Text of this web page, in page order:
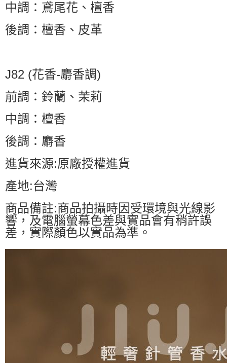
中調：鳶尾花、檀香
後調：檀香、皮革
J82 (花香-麝香調)
前調：鈴蘭、茉莉
中調：檀香
後調：麝香
進貨來源:原廠授權進貨
產地:台灣
商品備註:商品拍攝時因受環境與光線影
響，及電腦螢幕色差與實品會有稍許誤
差，實際顏色以實品為準。